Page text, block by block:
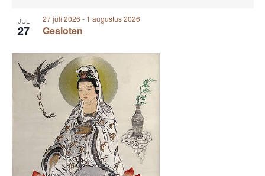
JUL
27 Gesloten
27 juli 2026 - 1 augustus 2026